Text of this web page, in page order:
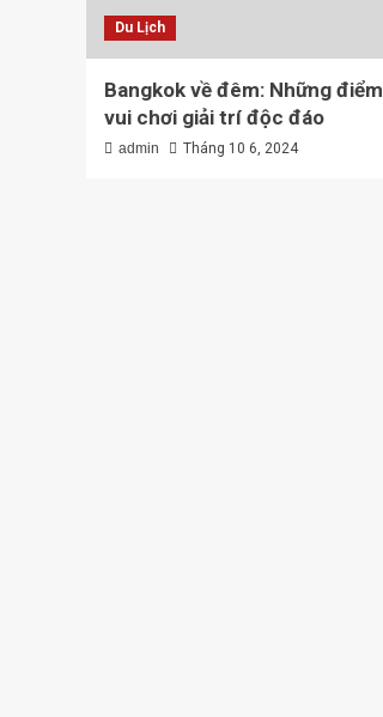
Du Lịch
Bangkok về đêm: Những điểm
vui chơi giải trí độc đáo
admin Tháng 10 6, 2024